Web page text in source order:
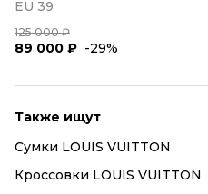
EU 39
125 000 ₽
89 000 ₽ -29%
Также ищут
Сумки LOUIS VUITTON
Кроссовки LOUIS VUITTON